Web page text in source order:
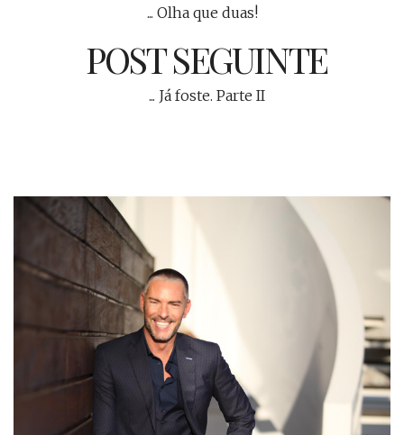
... Olha que duas!
POST SEGUINTE
... Já foste. Parte II